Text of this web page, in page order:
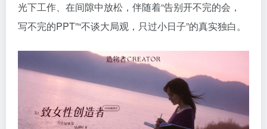
光下工作、在间隙中放松，伴随着“告别开不完的会，
写不完的PPT”“不谈大局观，只过小日子”的真实独白。